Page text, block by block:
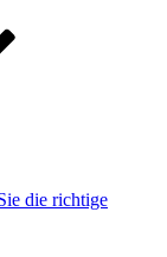
die richtige